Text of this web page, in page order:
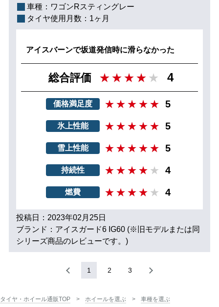
車種： ワゴンRスティングレー
タイヤ使用月数： 1ヶ月
アイスバーンで坂道発信時に滑らなかった
総合評価 4
価格満足度 5
氷上性能 5
雪上性能 5
持続性 4
燃費 4
投稿日：2023年02月25日
ブランド：アイスガード6 IG60 (※旧モデルまたは同
シリーズ商品のレビューです。)
1 2 3
タイヤ・ホイール通販TOP ホイールを選ぶ
車種を選ぶ